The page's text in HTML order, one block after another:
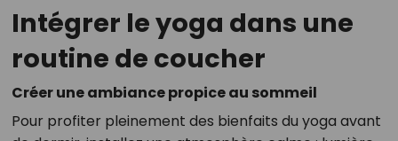
Intégrer le yoga dans une
routine de coucher
Créer une ambiance propice au sommeil
Pour profiter pleinement des bienfaits du yoga avant